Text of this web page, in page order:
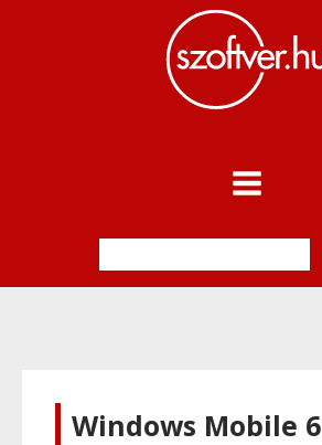
Windows Mobile 6